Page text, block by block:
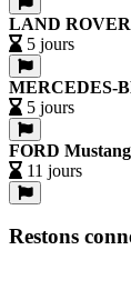
LAND ROVER
5 jours
MERCEDES-
5 jours
FORD Mustang
11 jours
Restons